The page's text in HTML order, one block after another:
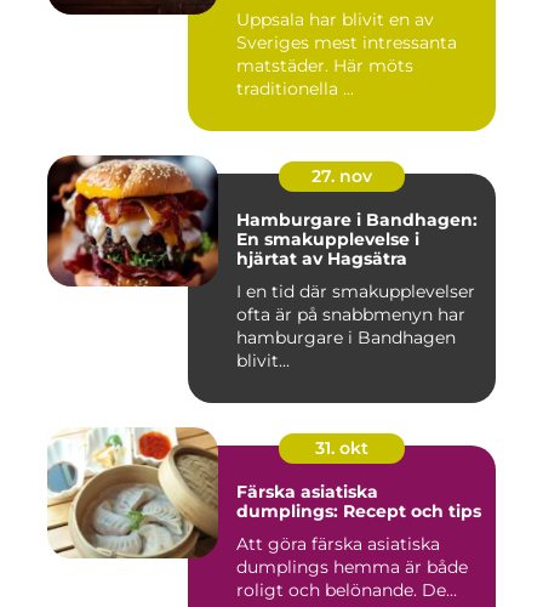
Uppsala har blivit en av
Sveriges mest intressanta
matstäder. Här möts
traditionella ...
27. nov
Hamburgare i Bandhagen:
En smakupplevelse i
hjärtat av Hagsätra
I en tid där smakupplevelser
ofta är på snabbmenyn har
hamburgare i Bandhagen
blivit...
31. okt
Färska asiatiska
dumplings: Recept och tips
Att göra färska asiatiska
dumplings hemma är både
roligt och belönande. De...